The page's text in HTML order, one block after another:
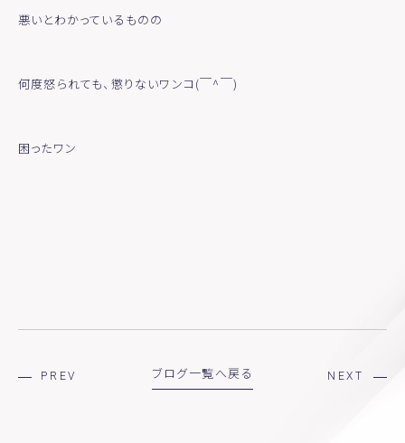
悪いとわかっているものの
何度怒られても、懲りないワンコ(￣^￣)
困ったワン
PREV ブログ一覧へ戻る NEXT